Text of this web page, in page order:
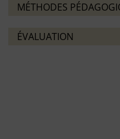
MÉTHODES
ÉVALUATION